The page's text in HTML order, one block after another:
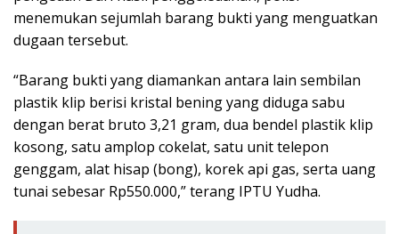
menemukan sejumlah barang bukti yang menguatkan
dugaan tersebut.
“Barang bukti yang diamankan antara lain sembilan
plastik klip berisi kristal bening yang diduga sabu
dengan berat bruto 3,21 gram, dua bendel plastik klip
kosong, satu amplop cokelat, satu unit telepon
genggam, alat hisap (bong), korek api gas, serta uang
tunai sebesar Rp550.000,” terang IPTU Yudha.